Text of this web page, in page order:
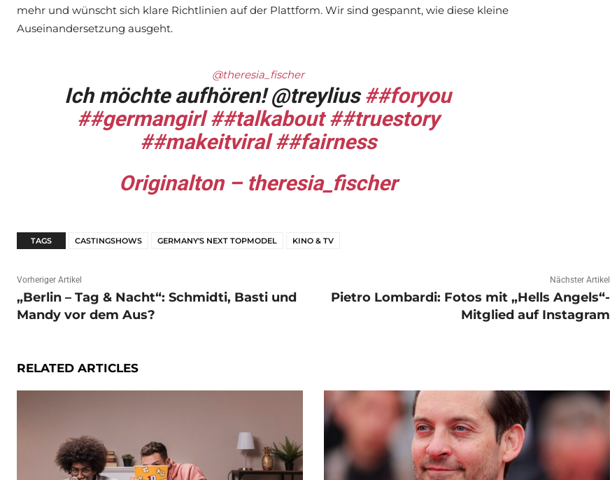
mehr und wünscht sich klare Richtlinien auf der Plattform. Wir sind gespannt, wie diese kleine
Auseinandersetzung ausgeht.
@theresia_fischer
Ich möchte aufhören! @treylius##foryou
##germangirl ##talkabout ##truestory
##makeitviral ##fairness
Originalton – theresia_fischer
TAGS CASTINGSHOWS GERMANY'S NEXT TOPMODEL KINO & TV
Vorheriger Artikel
„Berlin – Tag & Nacht“: Schmidti, Basti und
Mandy vor dem Aus?
Nächster Artikel
Pietro Lombardi: Fotos mit „Hells Angels“-
Mitglied auf Instagram
RELATED ARTICLES